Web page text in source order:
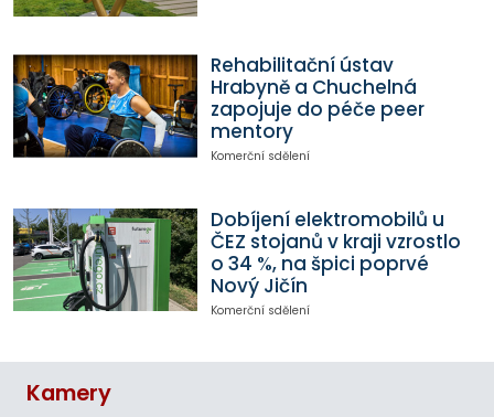
Rehabilitační ústav
Hrabyně a Chuchelná
zapojuje do péče peer
mentory
Komerční sdělení
Dobíjení elektromobilů u
ČEZ stojanů v kraji vzrostlo
o 34 %, na špici poprvé
Nový Jičín
Komerční sdělení
Kamery